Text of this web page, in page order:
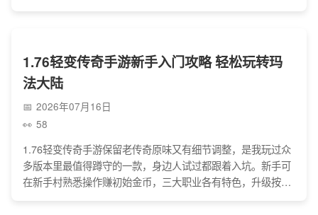
1.76轻变传奇手游新手入门攻略 轻松玩转玛
法大陆
2026年07月16日
58
1.76轻变传奇手游保留老传奇原味又有细节调整，是我玩过众
多版本里最值得蹲守的一款，身边人试过都跟着入坑。新手可
在新手村熟悉操作赚初始金币，三大职业各有特色，升级按新